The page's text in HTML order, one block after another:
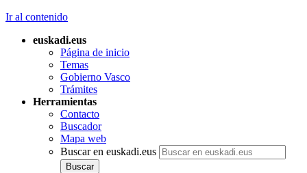
Ir al contenido
euskadi.eus
Página de inicio
Temas
Gobierno Vasco
Trámites
Herramientas
Contacto
Buscador
Mapa web
Buscar en euskadi.eus